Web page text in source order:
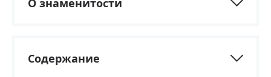
О знаменитости
Содержание